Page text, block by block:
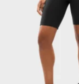
Podrás devolver
tu pedido en tu
Devolución al